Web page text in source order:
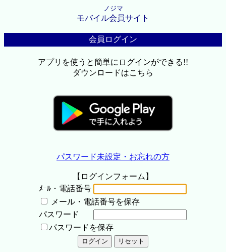
ノジマ
モバイル会員サイト
会員ログイン
アプリを使うと簡単にログインができる!!
ダウンロードはこちら
パスワード未設定・お忘れの方
【ログインフォーム】
ﾒｰﾙ・電話番号
メール・電話番号を保存
パスワード
パスワードを保存